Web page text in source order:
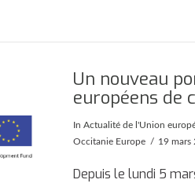
Un nouveau
européens de
InActualité de l'Union
Occitanie Europe
19 mars
Depuis le lundi 5